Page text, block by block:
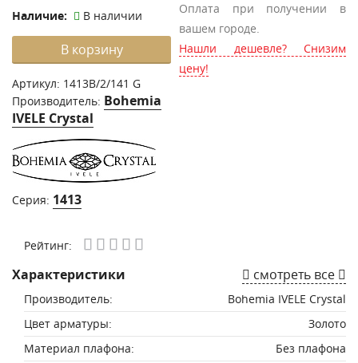
Наличие:
В наличии
В корзину
Артикул: 1413B/2/141 G
Производитель: Bohemia
IVELE Crystal
Серия: 1413
Оплата при получении в
вашем городе.
Нашли дешевле? Снизим
цену!
Рейтинг:
Характеристики смотреть все
Производитель:
Bohemia IVELE Crystal
Цвет арматуры:
Золото
Материал плафона:
Без плафона